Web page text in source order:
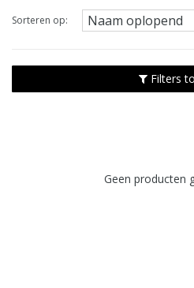
Sorteren op:
Filters
Geen producten